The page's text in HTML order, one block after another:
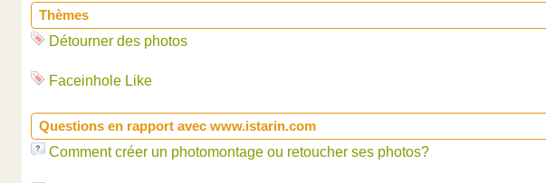
Thèmes
Détourner des photos
Faceinhole Like
Questions en rapport avec www.istarin.com
Comment créer un photomontage ou retoucher ses photos?